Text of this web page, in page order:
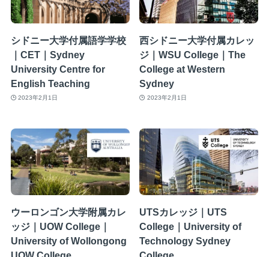
シドニー大学付属語学学校
｜CET｜Sydney
University Centre for
English Teaching
2023年2月1日
西シドニー大学付属カレッ
ジ｜WSU College｜The
College at Western
Sydney
2023年2月1日
ウーロンゴン大学附属カレ
ッジ｜UOW College｜
University of Wollongong
UTSカレッジ｜UTS
College｜University of
Technology Sydney